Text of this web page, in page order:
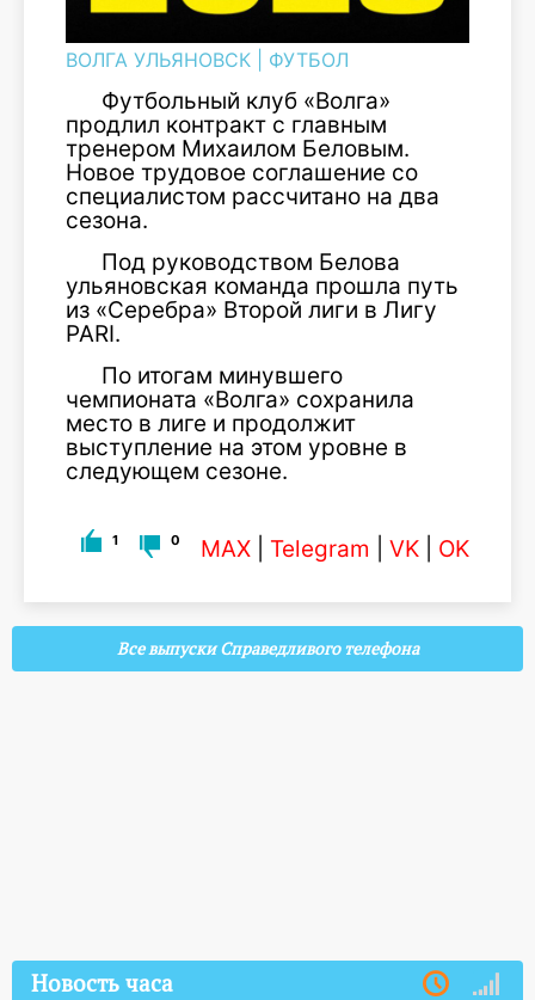
ВОЛГА УЛЬЯНОВСК ФУТБОЛ
Футбольный клуб «Волга»
продлил контракт с главным
тренером Михаилом Беловым.
Новое трудовое соглашение со
специалистом рассчитано на два
сезона.
Под руководством Белова
ульяновская команда прошла путь
из «Серебра» Второй лиги в Лигу
PARI.
По итогам минувшего
чемпионата «Волга» сохранила
место в лиге и продолжит
выступление на этом уровне в
следующем сезоне.
1 0 MAX Telegram VK OK
Все выпуски Справедливого телефона
Новость часа